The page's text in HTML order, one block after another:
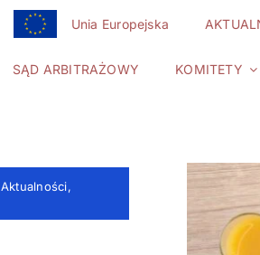
Unia Europejska
SĄD ARBITRAŻOWY KOMITETY
Aktualności,